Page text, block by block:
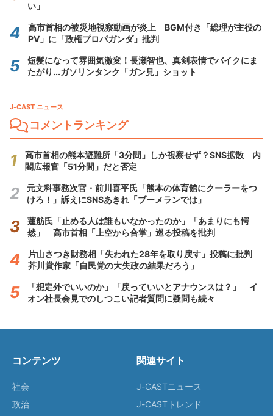
い」
高市首相の被災地視察動画が炎上 BGM付き「総理が主役の
PV」に「政権プロパガンダ」批判
短髪になって雰囲気激変！長瀬智也、真剣表情でバイクにま
たがり...ガソリンタンク「ガン見」ショット
J-CAST ニュース
コメントランキング
高市首相の熊本避難所「3分間」しか視察せず？SNS拡散 内
閣広報官「51分間」だと否定
元文科事務次官・前川喜平氏「熊本の体育館にクーラーをつ
けろ！」訴えにSNSあきれ「ブーメランでは」
蓮舫氏「止める人は誰もいなかったのか」「あまりにも愕
然」 高市首相「上空から合掌」巡る投稿を批判
片山さつき財務相「失われた28年を取り戻す」投稿に批判
芥川賞作家「自民党の大失政の結果だろう」
「想定外でいいのか」「戻っていいとアナウンスは？」 イ
オン社長会見でのしつこい記者質問に疑問も続々
コンテンツ
社会
政治
関連サイト
J-CASTニュース
J-CASTトレンド